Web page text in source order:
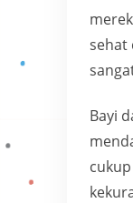
sehat
Bayi